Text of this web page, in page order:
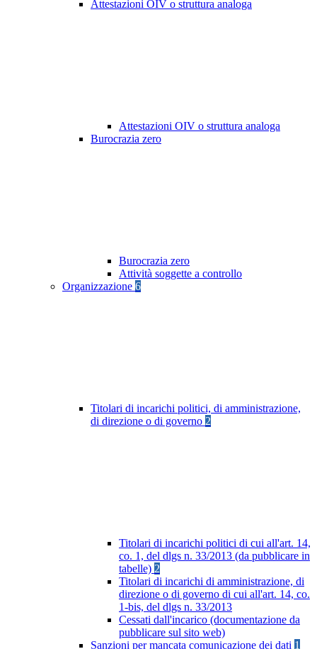
Attestazioni OIV o struttura analoga
Attestazioni OIV o struttura analoga
Burocrazia zero
Burocrazia zero
Attività soggette a controllo
Organizzazione 6
Titolari di incarichi politici, di amministrazione,
di direzione o di governo 2
Titolari di incarichi politici di cui all'art. 14,
co. 1, del dlgs n. 33/2013 (da pubblicare in
tabelle) 2
Titolari di incarichi di amministrazione, di
direzione o di governo di cui all'art. 14, co.
1-bis, del dlgs n. 33/2013
Cessati dall'incarico (documentazione da
pubblicare sul sito web)
Sanzioni per mancata comunicazione dei dati 1